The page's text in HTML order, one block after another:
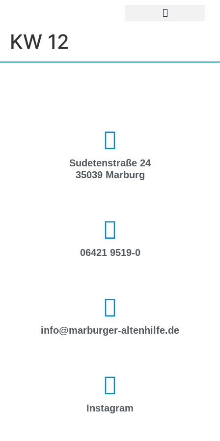
KW 12
Sudetenstraße 24
35039 Marburg
06421 9519-0
info@marburger-altenhilfe.de
Instagram